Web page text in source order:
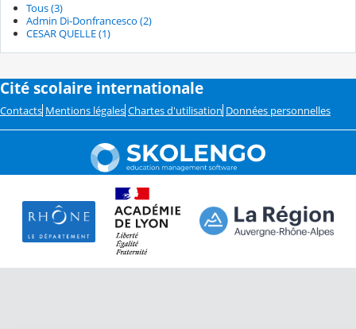
Tous (3)
Admin Di-Donfrancesco (2)
CESAR QUELLE (1)
Cité scolaire internationale
Contacts Mentions légales Chartes d'utilisation Données personnelles